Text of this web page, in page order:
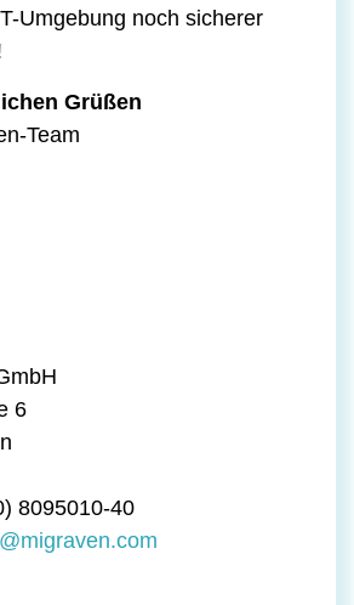
Umgebung noch sicherer
Grüßen
Team
6
8095010-40